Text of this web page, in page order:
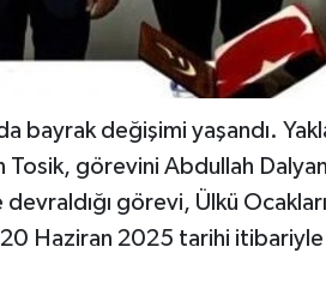
bayrak değişimi yaşandı.
görevini Abdullah
görevi, Ülkü
20 Haziran 2025 tarihi